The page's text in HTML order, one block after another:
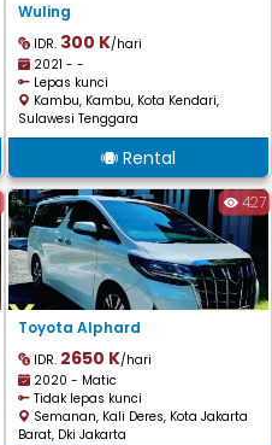
Wuling
IDR. 300 K/hari
2021 - -
Lepas kunci
Kambu, Kambu, Kota Kendari,
Sulawesi Tenggara
Rental
427
Toyota Alphard
IDR. 2650 K/hari
2020 - Matic
Tidak lepas kunci
Semanan, Kali Deres, Kota Jakarta
Barat, Dki Jakarta